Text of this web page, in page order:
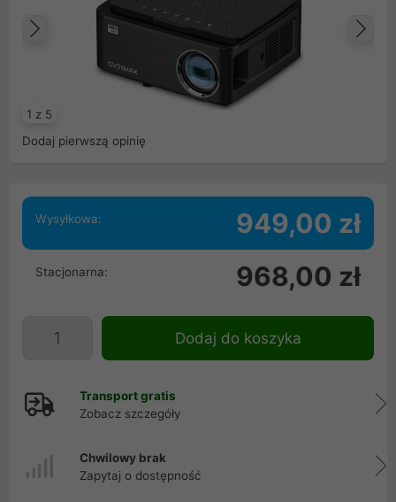
1 z 5
Poprzedni
Dodaj pierwszą opinię
Wysyłkowa: 949,00 zł
Stacjonarna: 968,00 zł
Dodaj do koszyka
Transport gratis
Zobacz szczegóły
Chwilowy brak
Zapytaj o dostępność